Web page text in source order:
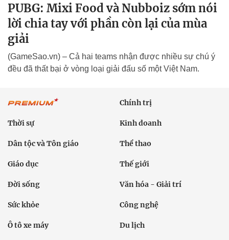
PUBG: Mixi Food và Nubboiz sớm nói
lời chia tay với phần còn lại của mùa
giải
(GameSao.vn) – Cả hai teams nhận được nhiều sự chú ý
đều đã thất bại ở vòng loại giải đấu số một Việt Nam.
Chính trị
Thời sự Kinh doanh
Dân tộc và Tôn giáo Thể thao
Giáo dục Thế giới
Đời sống Văn hóa - Giải trí
Sức khỏe Công nghệ
Ô tô xe máy Du lịch